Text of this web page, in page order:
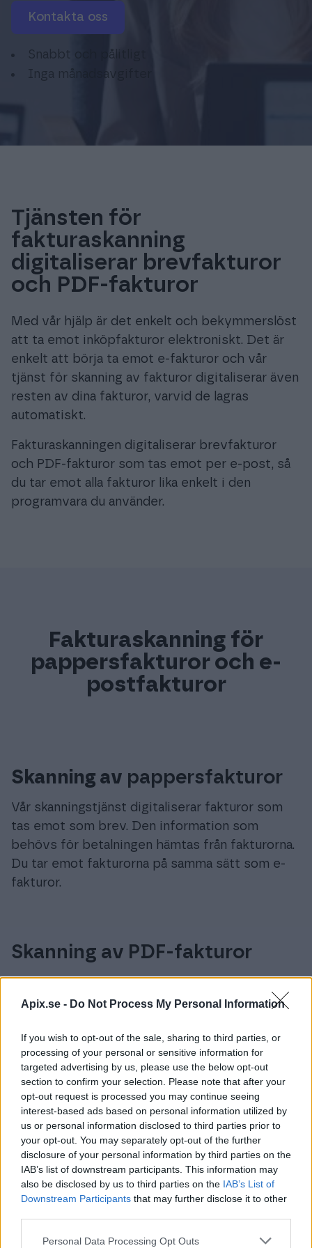
Apix.se - Do Not Process My Personal Information
If you wish to opt-out of the sale, sharing to third parties, or
processing of your personal or sensitive information for
targeted advertising by us, please use the below opt-out
section to confirm your selection. Please note that after your
opt-out request is processed you may continue seeing
interest-based ads based on personal information utilized by
us or personal information disclosed to third parties prior to
your opt-out. You may separately opt-out of the further
disclosure of your personal information by third parties on the
IAB’s list of downstream participants. This information may
also be disclosed by us to third parties on the IAB’s List of
Downstream Participants that may further disclose it to other
Please note that this website/app uses one or more Google
Personal Data Processing Opt Outs
Kontakta oss
Snabbt och pålitligt
Inga månadsavgifter
Tjänsten för
fakturaskanning
digitaliserar brevfakturor
och PDF-fakturor
Med vår hjälp är det enkelt och bekymmerslöst
att ta emot inköpfakturor elektroniskt. Det är
enkelt att börja ta emot e-fakturor och vår
tjänst för skanning av fakturor digitaliserar även
resten av dina fakturor, varvid de lagras
automatiskt.
Fakturaskanningen digitaliserar brevfakturor
och PDF-fakturor som tas emot per e-post, så
du tar emot alla fakturor lika enkelt i den
programvara du använder.
Fakturaskanning för
pappersfakturor och e-
postfakturor
Skanning av pappersfakturor
Vår skanningstjänst digitaliserar fakturor som
tas emot som brev. Den information som
behövs för betalningen hämtas från fakturorna.
Du tar emot fakturorna på samma sätt som e-
fakturor.
Skanning av PDF-fakturor
Du kan få PDF-fakturor levererade per e-post
via skanningstjänsten. Det är gratis att börja
inga månadsavgifter.
Ta emot alla dina fakturor
på ett enkelt sätt
Ta emot alla fakturor elektroniskt, vi skannar